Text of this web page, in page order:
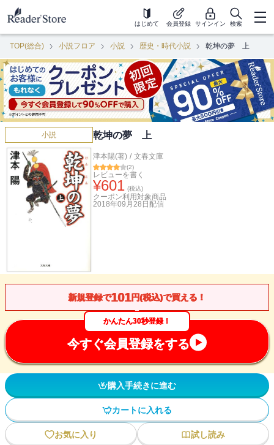
はじめて 会員登録 サインイン 検索
TOP(総合) 小説フロア 小説 歴史・時代小説 乾坤の夢 上
小説 乾坤の夢 上
津本陽(著) / 文春文庫
(2)
レビューを書く
¥601 (税込)
クーポン利用対象商品
2018年09月28日 配信
新規登録で101 円(税込)で買える！
かんたん30秒登録！
今すぐ会員登録をする
購入手続きに進む
カートに入れる
お気に入り 試し読み